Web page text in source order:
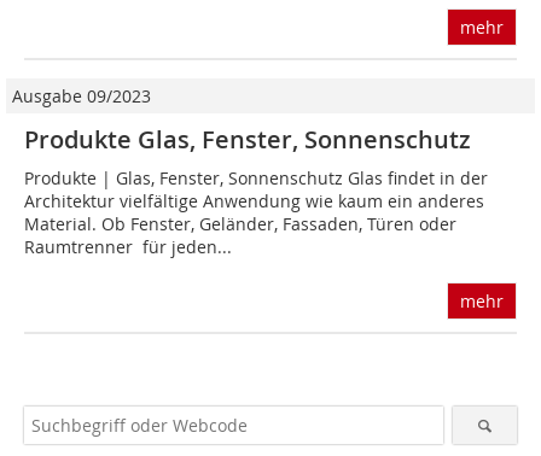
mehr
Ausgabe 09/2023
Produkte Glas, Fenster, Sonnenschutz
Produkte | Glas, Fenster, Sonnenschutz Glas findet in der
Architektur vielfältige Anwendung wie kaum ein anderes
Material. Ob Fenster, Geländer, Fassaden, Türen oder
Raumtrenner  für jeden...
mehr